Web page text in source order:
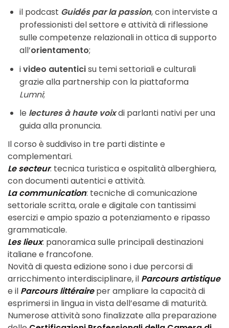
il podcast Guidés par la passion, con interviste a
professionisti del settore e attività di riflessione
sulle competenze relazionali in ottica di supporto
all’orientamento;
ivideo autenticisu temi settoriali e culturali
grazie alla partnership con la piattaforma
Lumni;
le lectures à haute voixdi parlanti nativi per una
guida alla pronuncia.
Il corso è suddiviso in tre parti distinte e
complementari.
Le secteur: tecnica turistica e ospitalità alberghiera,
con documenti autentici e attività.
La communication: tecniche di comunicazione
settoriale scritta, orale e digitale con tantissimi
esercizi e ampio spazio a potenziamento e ripasso
grammaticale.
Les lieux: panoramica sulle principali destinazioni
italiane e francofone.
Novità di questa edizione sono i due percorsi di
arricchimento interdisciplinare, il Parcours artistique
e il Parcours littéraireper ampliare la capacità di
esprimersi in lingua in vista dell’esame di maturità.
Numerose attività sono finalizzate alla preparazione